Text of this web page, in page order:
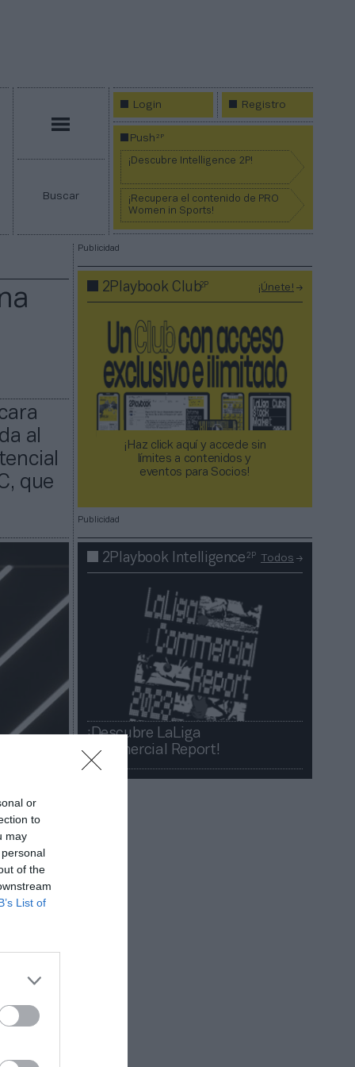
or
to
may
of the
List of
Buscar
Login Registro
Push2P
¡Descubre Intelligence 2P!
¡Recupera el contenido de PRO
Women in Sports!
al
que
club
Publicidad
2Playbook Club2P ¡Únete!
¡Haz click aquí y accede sin
límites a contenidos y
eventos para Socios!​​​​​​​
Publicidad
2Playbook Intelligence2P Todos
¡Descubre LaLiga
Commercial Report!​​